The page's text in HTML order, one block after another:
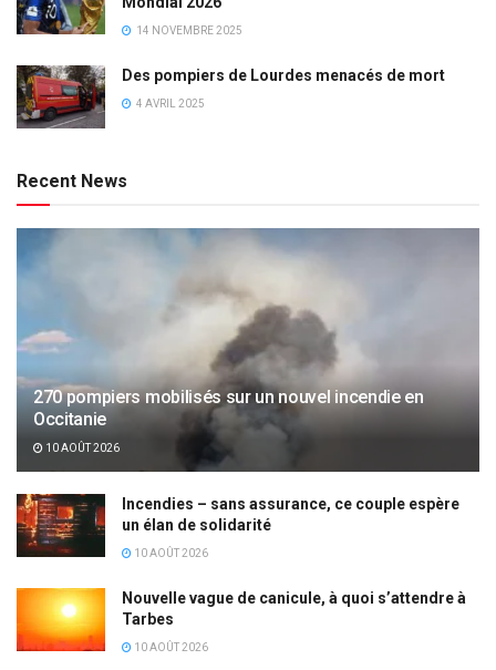
14 NOVEMBRE 2025
Des pompiers de Lourdes menacés de mort
4 AVRIL 2025
Recent News
270 pompiers mobilisés sur un nouvel incendie en
Occitanie
10 AOÛT 2026
Incendies – sans assurance, ce couple espère
un élan de solidarité
10 AOÛT 2026
Nouvelle vague de canicule, à quoi s’attendre à
Tarbes
10 AOÛT 2026